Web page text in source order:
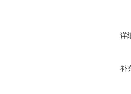
详
补